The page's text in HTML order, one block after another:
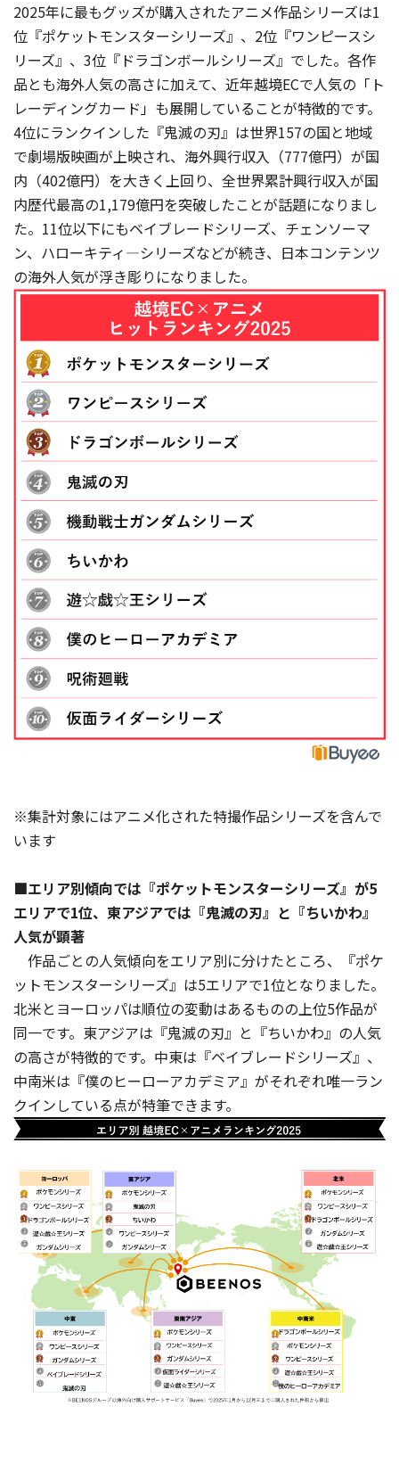
2025年に最もグッズが購入されたアニメ作品シリーズは1
位『ポケットモンスターシリーズ』、2位『ワンピースシ
リーズ』、3位『ドラゴンボールシリーズ』でした。各作
品とも海外人気の高さに加えて、近年越境ECで人気の「ト
レーディングカード」も展開していることが特徴的です。
4位にランクインした『鬼滅の刃』は世界157の国と地域
で劇場版映画が上映され、海外興行収入（777億円）が国
内（402億円）を大きく上回り、全世界累計興行収入が国
内歴代最高の1,179億円を突破したことが話題になりまし
た。11位以下にもベイブレードシリーズ、チェンソーマ
ン、ハローキティ―シリーズなどが続き、日本コンテンツ
の海外人気が浮き彫りになりました。
※集計対象にはアニメ化された特撮作品シリーズを含んで
います
■エリア別傾向では『ポケットモンスターシリーズ』が5
エリアで1位、東アジアでは『鬼滅の刃』と『ちいかわ』
人気が顕著
作品ごとの人気傾向をエリア別に分けたところ、『ポケ
ットモンスターシリーズ』は5エリアで1位となりました。
北米とヨーロッパは順位の変動はあるものの上位5作品が
同一です。東アジアは『鬼滅の刃』と『ちいかわ』の人気
の高さが特徴的です。中東は『ベイブレードシリーズ』、
中南米は『僕のヒーローアカデミア』がそれぞれ唯一ラン
クインしている点が特筆できます。